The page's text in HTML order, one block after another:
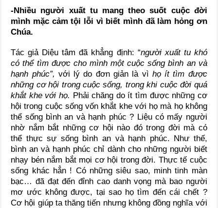
-Nhiều người xuất tu mang theo suốt cuộc đời
mình mặc cảm tội lỗi vì biết mình đã làm hỏng ơn
Chúa.
Tác giả Diệu tâm đã khẳng định: “người xuất tu khó
có thể tìm được cho mình một cuộc sống bình an và
hạnh phúc”, với lý do đơn giản là vì họ ít tìm được
những cơ hội trong cuộc sống, trong khi cuộc đời quá
khắt khe với họ. Phải chăng do ít tìm được những cơ
hội trong cuộc sống vốn khắt khe với họ mà họ không
thể sống bình an và hạnh phúc ? Liệu có mấy người
nhờ nắm bắt những cơ hội nào đó trong đời mà có
thể thực sự sống bình an và hạnh phúc. Như thế,
bình an và hạnh phúc chỉ dành cho những người biết
nhạy bén nắm bắt mọi cơ hội trong đời. Thực tế cuộc
sống khác hẳn ! Có những siêu sao, minh tinh màn
bạc… đã đạt đến đỉnh cao danh vọng mà bao người
mơ ước không được, tại sao họ tìm đến cái chết ?
Cơ hội giúp ta thăng tiến nhưng không đồng nghĩa với